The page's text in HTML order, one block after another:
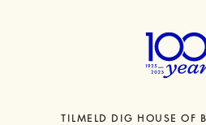
TILMELD DIG HOUSE OF